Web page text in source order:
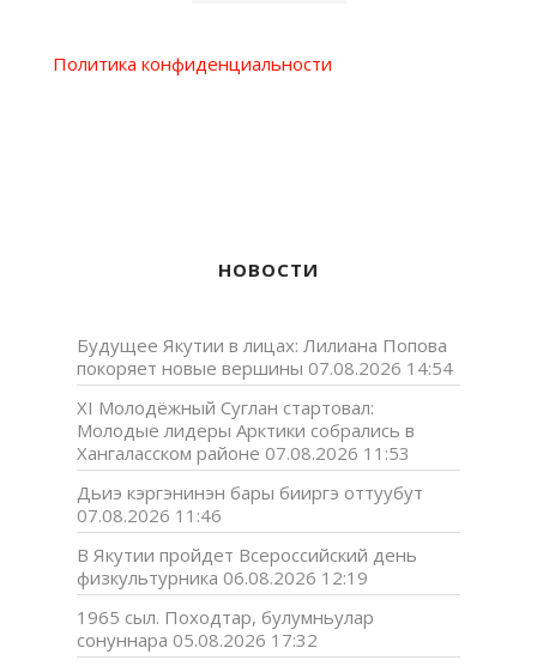
Политика конфиденциальности
НОВОСТИ
Будущее Якутии в лицах: Лилиана Попова
покоряет новые вершины 07.08.2026 14:54
XI Молодёжный Суглан стартовал:
Молодые лидеры Арктики собрались в
Хангаласском районе 07.08.2026 11:53
Дьиэ кэргэнинэн бары бииргэ оттуубут
07.08.2026 11:46
В Якутии пройдет Всероссийский день
физкультурника 06.08.2026 12:19
1965 сыл. Походтар, булумньулар
сонуннара 05.08.2026 17:32